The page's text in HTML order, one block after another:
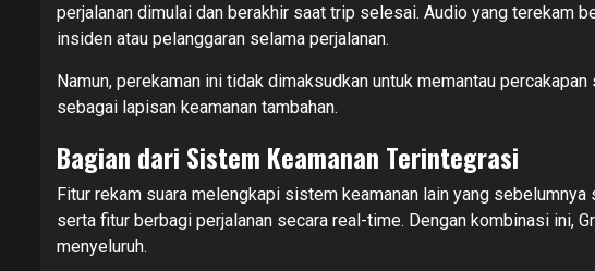
perjalanan dimulai dan berakhir saat trip selesai. Audio yang terekam
insiden atau pelanggaran selama perjalanan.
Namun, perekaman ini tidak dimaksudkan untuk memantau
sebagai lapisan keamanan tambahan.
Bagian dari Sistem Keamanan Terintegrasi
Fitur rekam suara melengkapi sistem keamanan lain yang
serta fitur berbagi perjalanan secara real-time. Dengan kombinasi ini,
menyeluruh.